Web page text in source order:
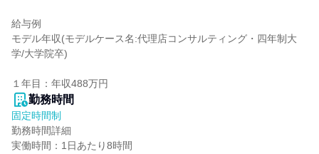
給与例
モデル年収(モデルケース名:代理店コンサルティング・四年制大
学/大学院卒)
１年目：年収488万円
勤務時間
固定時間制
勤務時間詳細
実働時間：1日あたり8時間